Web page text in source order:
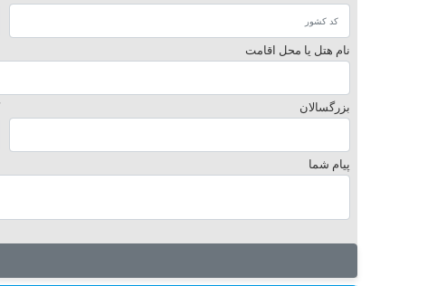
نام هتل یا محل اقامت
بزرگسالان
پیام شما